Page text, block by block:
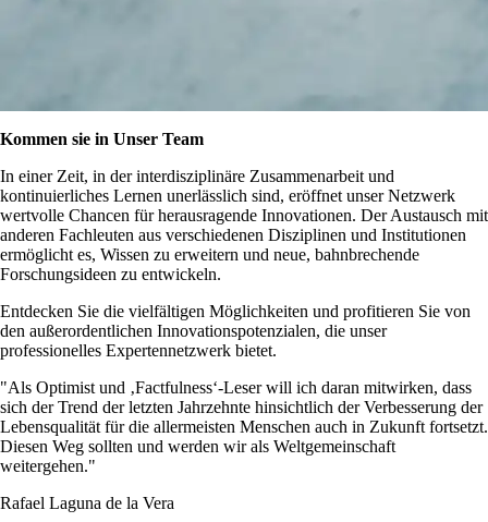
Kommen sie in Unser Team
In einer Zeit, in der interdisziplinäre Zusammenarbeit und
kontinuierliches Lernen unerlässlich sind, eröffnet unser Netzwerk
wertvolle Chancen für herausragende Innovationen. Der Austausch mit
anderen Fachleuten aus verschiedenen Disziplinen und Institutionen
ermöglicht es, Wissen zu erweitern und neue, bahnbrechende
Forschungsideen zu entwickeln.
Entdecken Sie die vielfältigen Möglichkeiten und profitieren Sie von
den außerordentlichen Innovationspotenzialen, die unser
professionelles Expertennetzwerk bietet.
Als Optimist und ‚Factfulness‘-Leser will ich daran mitwirken, dass
sich der Trend der letzten Jahrzehnte hinsichtlich der Verbesserung der
Lebensqualität für die allermeisten Menschen auch in Zukunft fortsetzt.
Diesen Weg sollten und werden wir als Weltgemeinschaft
weitergehen.
Rafael Laguna de la Vera